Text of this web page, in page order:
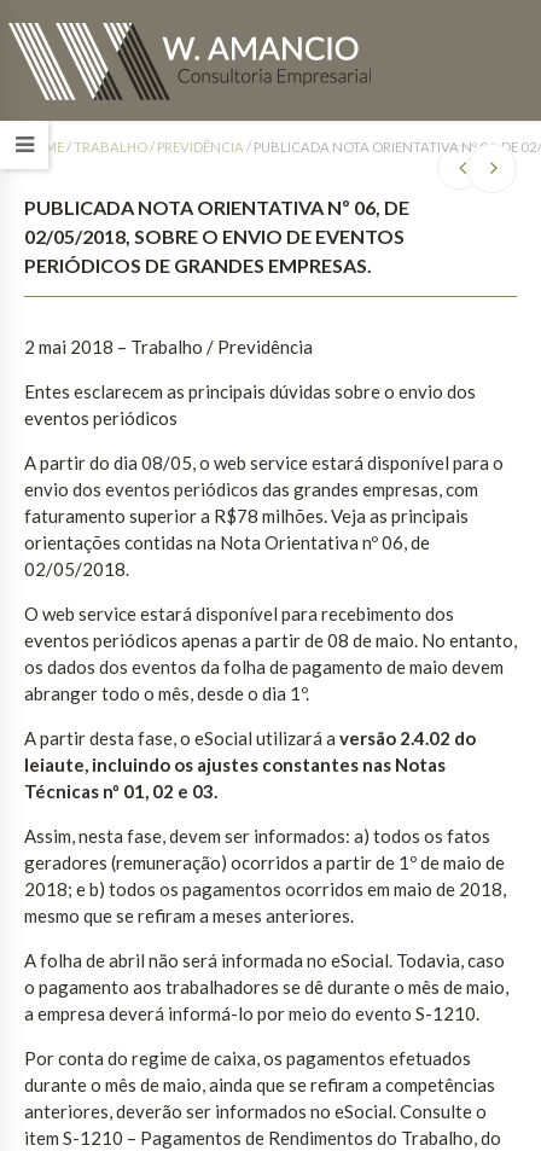
HOME/TRABALHO / PREVIDÊNCIA / PUBLICADA NOTA ORIENTATIVA Nº 06, DE
PUBLICADA NOTA ORIENTATIVA Nº 06, DE
02/05/2018, SOBRE O ENVIO DE EVENTOS
PERIÓDICOS DE GRANDES EMPRESAS.
2 mai 2018 – Trabalho / Previdência
Entes esclarecem as principais dúvidas sobre o envio dos
eventos periódicos
A partir do dia 08/05, o web service estará disponível para o
envio dos eventos periódicos das grandes empresas, com
faturamento superior a R$78 milhões. Veja as principais
orientações contidas na Nota Orientativa nº 06, de
02/05/2018.
O web service estará disponível para recebimento dos
eventos periódicos apenas a partir de 08 de maio. No entanto,
os dados dos eventos da folha de pagamento de maio devem
abranger todo o mês, desde o dia 1º.
A partir desta fase, o eSocial utilizará a versão 2.4.02 do
leiaute, incluindo os ajustes constantes nas Notas
Técnicas nº 01, 02 e 03.
Assim, nesta fase, devem ser informados: a) todos os fatos
geradores (remuneração) ocorridos a partir de 1º de maio de
2018; e b) todos os pagamentos ocorridos em maio de 2018,
mesmo que se refiram a meses anteriores.
A folha de abril não será informada no eSocial. Todavia, caso
o pagamento aos trabalhadores se dê durante o mês de maio,
a empresa deverá informá-lo por meio do evento S-1210.
Por conta do regime de caixa, os pagamentos efetuados
durante o mês de maio, ainda que se refiram a competências
anteriores, deverão ser informados no eSocial. Consulte o
item S-1210 – Pagamentos de Rendimentos do Trabalho, do